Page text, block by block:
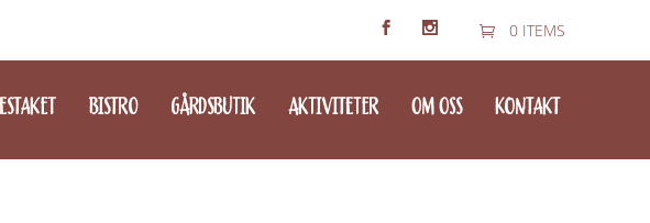
0 ITEMS
BISTRO GÅRDSBUTIK AKTIVITETER OM OSS KONTAKT